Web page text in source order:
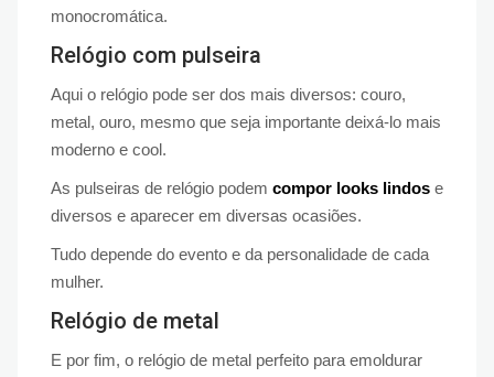
monocromática.
Relógio com pulseira
Aqui o relógio pode ser dos mais diversos: couro,
metal, ouro, mesmo que seja importante deixá-lo mais
moderno e cool.
As pulseiras de relógio podem compor looks lindos e
diversos e aparecer em diversas ocasiões.
Tudo depende do evento e da personalidade de cada
mulher.
Relógio de metal
E por fim, o relógio de metal perfeito para emoldurar